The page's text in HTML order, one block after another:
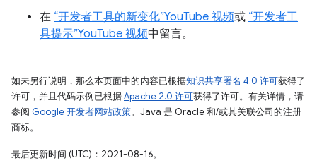
在 “开发者工具的新变化”YouTube 视频或 “开发者工
具提示”YouTube 视频中留言。
如未另行说明，那么本页面中的内容已根据知识共享署名 4.0 许可获得了
许可，并且代码示例已根据Apache 2.0 许可获得了许可。有关详情，请
参阅 Google 开发者网站政策。Java 是 Oracle 和/或其关联公司的注册
商标。
最后更新时间 (UTC)：2021-08-16。